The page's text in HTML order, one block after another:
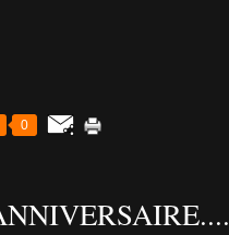
0